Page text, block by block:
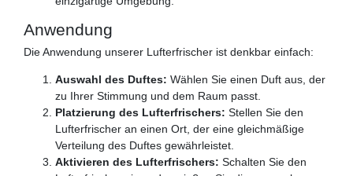
Anwendung
Die Anwendung unserer Lufterfrischer ist denkbar einfach:
Auswahl des Duftes: Wählen Sie einen Duft aus, der
zu Ihrer Stimmung und dem Raum passt.
Platzierung des Lufterfrischers: Stellen Sie den
Lufterfrischer an einen Ort, der eine gleichmäßige
Verteilung des Duftes gewährleistet.
Aktivieren des Lufterfrischers: Schalten Sie den